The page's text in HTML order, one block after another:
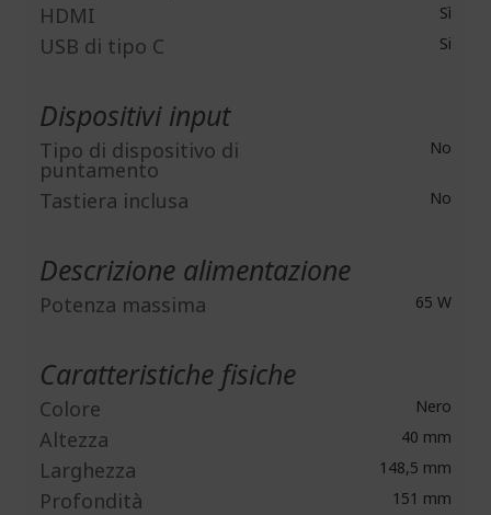
HDMI Sì
USB di tipo C Si
Dispositivi input
Tipo di dispositivo di
puntamento
No
Tastiera inclusa No
Descrizione alimentazione
Potenza massima 65 W
Caratteristiche fisiche
Colore Nero
Altezza 40 mm
Larghezza 148,5 mm
Profondità 151 mm